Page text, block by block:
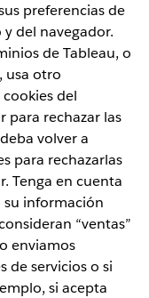
preferencias de
del navegador.
de Tableau, o
usa otro
del
para rechazar las
volver a
para rechazarlas
Tenga en cuenta
información
“ventas”
enviamos
de servicios o si
si acepta